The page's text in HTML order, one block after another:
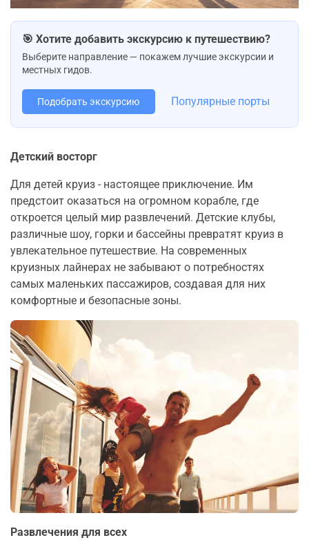
🎯 Хотите добавить экскурсию к путешествию?
Выберите направление — покажем лучшие экскурсии и
местных гидов.
Подобрать экскурсию Популярные порты
Детский восторг
Для детей круиз - настоящее приключение. Им
предстоит оказаться на огромном корабле, где
откроется целый мир развлечений. Детские клубы,
различные шоу, горки и бассейны превратят круиз в
увлекательное путешествие. На современных
круизных лайнерах не забывают о потребностях
самых маленьких пассажиров, создавая для них
комфортные и безопасные зоны.
Развлечения для всех